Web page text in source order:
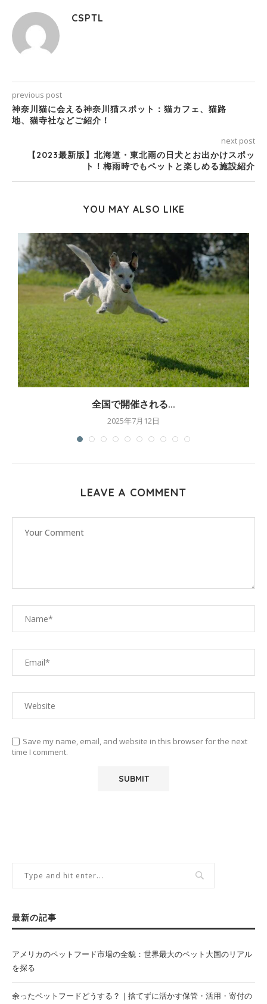
CSPTL
previous post
神奈川猫に会える神奈川猫スポット：猫カフェ、猫路
地、猫寺社などご紹介！
next post
【2023最新版】北海道・東北雨の日犬とお出かけスポッ
ト！梅雨時でもペットと楽しめる施設紹介
YOU MAY ALSO LIKE
全国で開催される...
2025年7月12日
LEAVE A COMMENT
Save my name, email, and website in this browser for the next
time I comment.
最新の記事
アメリカのペットフード市場の全貌：世界最大のペット大国のリアル
を探る
余ったペットフードどうする？｜捨てずに活かす保管・活用・寄付の